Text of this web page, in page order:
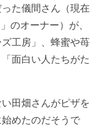
た儀間さん（現在
のオーナー）が、
工房」、蜂蜜や苺
面白い人たちがた
田畑さんがピザを
めたのだそうで